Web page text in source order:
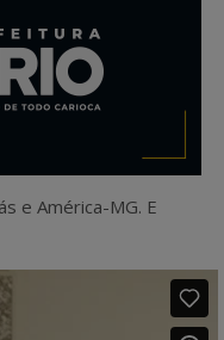
e América-MG. E